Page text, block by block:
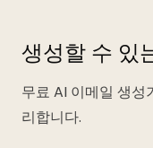
생성할 수 있
무료 AI 이메일 생성
리합니다.